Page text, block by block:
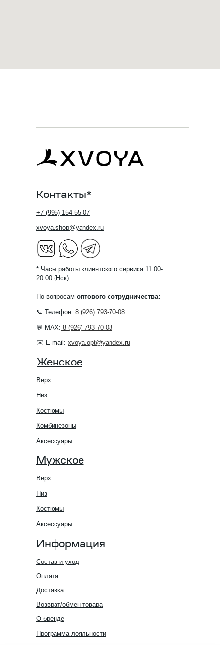
Контакты*
О бренде
Оплата
Доставка
Возврат/обмен товара
Состав и уход
Мужское
Информация
Аксессуары
Комбинезоны
Костюмы
Низ
Верх
Верх
Низ
Костюмы
Аксессуары
✉️ E-mail: xvoya.opt@yandex.ru
💬 MAX: 8 (926) 793-70-08
📞 Телефон: 8 (926) 793-70-08
По вопросам оптового сотрудничества:
* Часы работы клиентского сервиса 11:00-
20:00 (Нск)
xvoya.shop@yandex.ru
+7 (995) 154-55-07
Программа лояльности
Женское